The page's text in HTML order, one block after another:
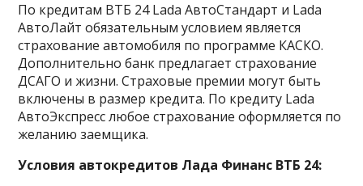
По кредитам ВТБ 24 Lada АвтоСтандарт и Lada
АвтоЛайт обязательным условием является
страхование автомобиля по программе КАСКО.
Дополнительно банк предлагает страхование
ДСАГО и жизни. Страховые премии могут быть
включены в размер кредита. По кредиту Lada
АвтоЭкспресс любое страхование оформляется по
желанию заемщика.
Условия автокредитов Лада Финанс ВТБ 24: